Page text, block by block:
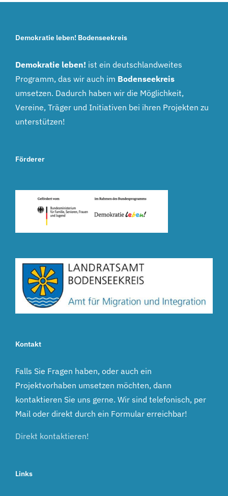
Demokratie leben! Bodenseekreis
Demokratie leben! ist ein deutschlandweites
Programm, das wir auch im Bodenseekreis
umsetzen. Dadurch haben wir die Möglichkeit,
Vereine, Träger und Initiativen bei ihren Projekten zu
unterstützen!
Förderer
Kontakt
Falls Sie Fragen haben, oder auch ein
Projektvorhaben umsetzen möchten, dann
kontaktieren Sie uns gerne. Wir sind telefonisch, per
Mail oder direkt durch ein Formular erreichbar!
Direkt kontaktieren!
Links